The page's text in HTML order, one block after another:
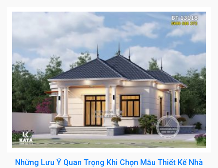
Những Lưu Ý Quan Trọng Khi Chọn Mẫu Thiết Kế Nhà